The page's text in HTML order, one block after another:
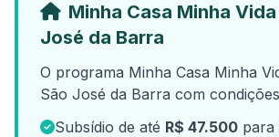
Minha Casa Minha
José da Barra
O programa Minha Casa Minha
São José da Barra com
Subsídio de até R$ 47.500 para